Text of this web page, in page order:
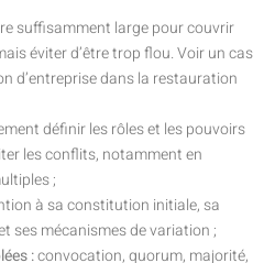
suffisamment large pour couvrir
éviter d’être trop flou. Voir un cas
d’entreprise dans la restauration
définir les rôles et les pouvoirs
les conflits, notamment en
;
à sa constitution initiale, sa
ses mécanismes de variation ;
:convocation, quorum, majorité,